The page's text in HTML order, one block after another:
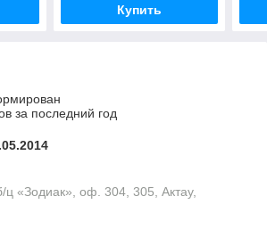
Купить
за последний год
ц «Зодиак», оф. 304, 305, Актау,